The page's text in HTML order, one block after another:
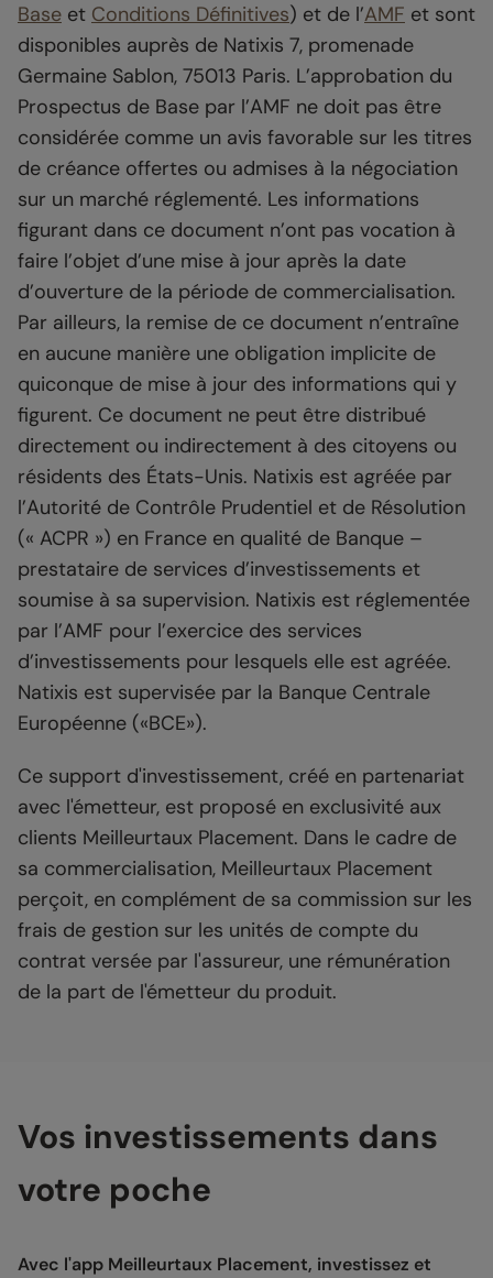
Base et Conditions Définitives) et de l’AMF et sont
disponibles auprès de Natixis 7, promenade
Germaine Sablon, 75013 Paris. L’approbation du
Prospectus de Base par l’AMF ne doit pas être
considérée comme un avis favorable sur les titres
de créance offertes ou admises à la négociation
sur un marché réglementé. Les informations
figurant dans ce document n’ont pas vocation à
faire l’objet d’une mise à jour après la date
d’ouverture de la période de commercialisation.
Par ailleurs, la remise de ce document n’entraîne
en aucune manière une obligation implicite de
quiconque de mise à jour des informations qui y
figurent. Ce document ne peut être distribué
directement ou indirectement à des citoyens ou
résidents des États-Unis. Natixis est agréée par
l’Autorité de Contrôle Prudentiel et de Résolution
(« ACPR ») en France en qualité de Banque –
prestataire de services d’investissements et
soumise à sa supervision. Natixis est réglementée
par l’AMF pour l’exercice des services
d’investissements pour lesquels elle est agréée.
Natixis est supervisée par la Banque Centrale
Européenne («BCE»).
Ce support d'investissement, créé en partenariat
avec l'émetteur, est proposé en exclusivité aux
clients Meilleurtaux Placement. Dans le cadre de
sa commercialisation, Meilleurtaux Placement
perçoit, en complément de sa commission sur les
frais de gestion sur les unités de compte du
contrat versée par l'assureur, une rémunération
de la part de l'émetteur du produit.
Vos investissements dans
votre poche
Avec l'app Meilleurtaux Placement, investissez et